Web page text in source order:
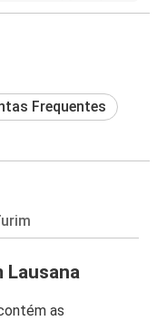
Frequentes
Lausana
as